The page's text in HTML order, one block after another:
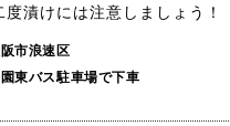
度漬けには注意しましょう！
市浪速区
東バス駐車場で下車